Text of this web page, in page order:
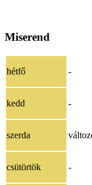
Miserend
hétfő -
kedd -
szerda
csütörtök -